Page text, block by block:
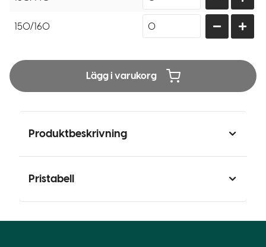
150/160
Lägg i varukorg
Produktbeskrivning
Pristabell